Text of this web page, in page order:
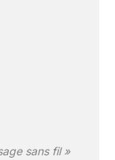
Fi.
de
14
sans fil »